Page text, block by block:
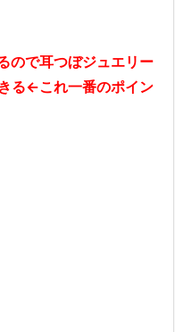
ので耳つぼジュエリー
る←これ一番のポイン